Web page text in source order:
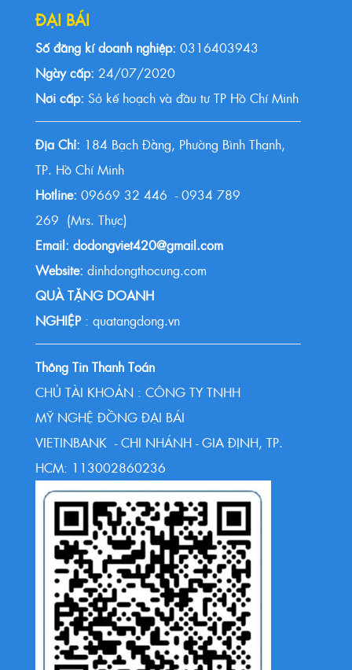
ĐẠI BÁI
Số đăng kí doanh nghiệp: 0316403943
Ngày cấp: 24/07/2020
Nơi cấp: Sở kế hoạch và đầu tư TP Hồ Chí Minh
Địa Chỉ: 184 Bạch Đằng, Phường Bình Thạnh,
TP. Hồ Chí Minh
Hotline: 09669 32 446 - 0934 789
269 (Mrs. Thực)
Email: dodongviet420@gmail.com
Website: dinhdongthocung.com
QUÀ TẶNG DOANH
NGHIỆP : quatangdong.vn
Thông Tin Thanh Toán
CHỦ TÀI KHOẢN : CÔNG TY TNHH
MỸ NGHỆ ĐỒNG ĐẠI BÁI
VIETINBANK - CHI NHÁNH - GIA ĐỊNH, TP.
HCM: 113002860236